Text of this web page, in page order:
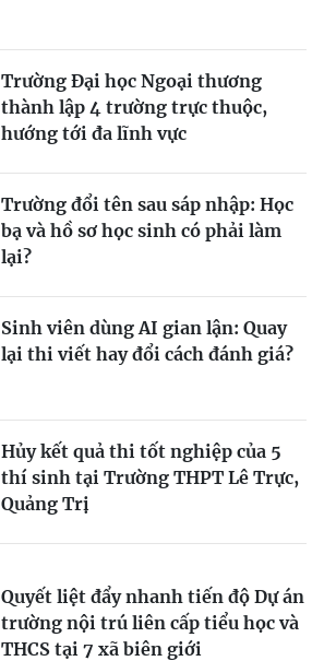
Trường Đại học Ngoại thương
thành lập 4 trường trực thuộc,
hướng tới đa lĩnh vực
Trường đổi tên sau sáp nhập: Học
bạ và hồ sơ học sinh có phải làm
lại?
Sinh viên dùng AI gian lận: Quay
lại thi viết hay đổi cách đánh giá?
Hủy kết quả thi tốt nghiệp của 5
thí sinh tại Trường THPT Lê Trực,
Quảng Trị
Quyết liệt đẩy nhanh tiến độ Dự án
trường nội trú liên cấp tiểu học và
THCS tại 7 xã biên giới